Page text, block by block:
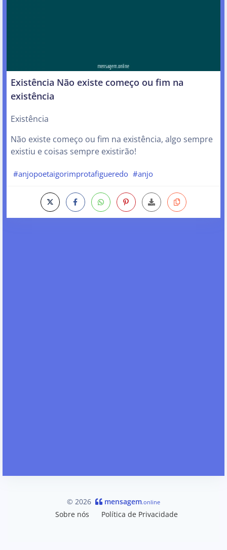
Existência Não existe começo ou fim na
existência
Existência
Não existe começo ou fim na existência, algo sempre
existiu e coisas sempre existirão!
#anjopoetaigorimprotafigueredo #anjo
© 2026 mensagem.online
Sobre nós Política de Privacidade